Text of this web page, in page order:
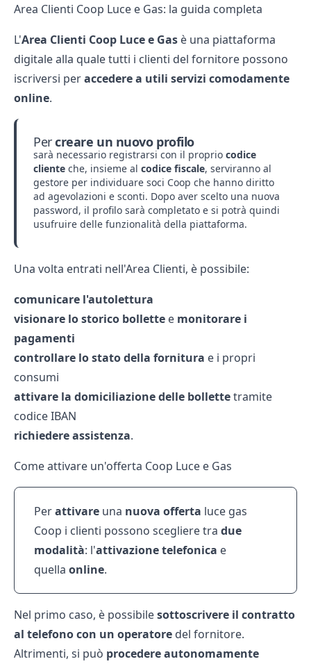
Area Clienti Coop Luce e Gas: la guida completa
L'Area Clienti Coop Luce e Gas è una piattaforma
digitale alla quale tutti i clienti del fornitore possono
iscriversi peraccedere a utili servizi comodamente
online.
Percreare un nuovo profilo
sarà necessario registrarsi con il proprio codice
cliente che, insieme al codice fiscale, serviranno al
gestore per individuare soci Coop che hanno diritto
ad agevolazioni e sconti. Dopo aver scelto una nuova
password, il profilo sarà completato e si potrà quindi
usufruire delle funzionalità della piattaforma.
Una volta entrati nell'Area Clienti, è possibile:
comunicare l'autolettura
visionare lo storico bollette e monitorare i
pagamenti
controllare lo stato della fornitura e i propri
consumi
attivare la domiciliazione delle bollettetramite
codice IBAN
richiedere assistenza.
Come attivare un'offerta Coop Luce e Gas
Perattivare una nuova offerta luce gas
Coop i clienti possono scegliere tra due
modalità: l'attivazione telefonica e
quella online.
Nel primo caso, è possibilesottoscrivere il contratto
al telefono con un operatore del fornitore.
Altrimenti, si può procedere autonomamente